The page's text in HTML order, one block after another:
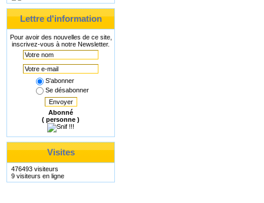
Lettre d'information
Pour avoir des nouvelles de ce site,
inscrivez-vous à notre Newsletter.
S'abonner
Se désabonner
Envoyer
Abonné
( personne )
Visites
476493 visiteurs
9 visiteurs en ligne